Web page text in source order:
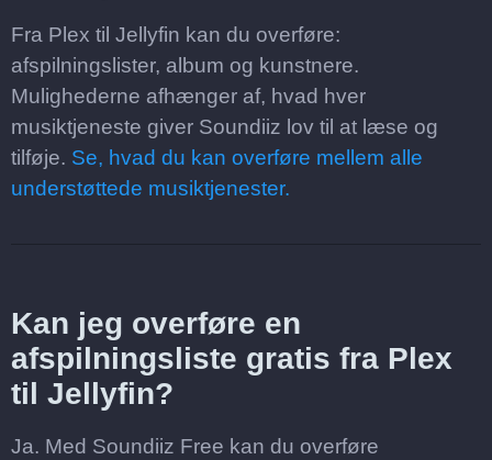
Fra Plex til Jellyfin kan du overføre:
afspilningslister, album og kunstnere.
Mulighederne afhænger af, hvad hver
musiktjeneste giver Soundiiz lov til at læse og
tilføje. Se, hvad du kan overføre mellem alle
understøttede musiktjenester.
Kan jeg overføre en
afspilningsliste gratis fra Plex
til Jellyfin?
Ja. Med Soundiiz Free kan du overføre